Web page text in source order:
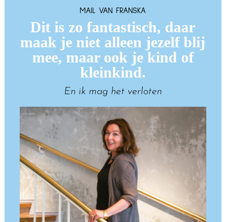
MAIL VAN FRANSKA
Dit is zo fantastisch, daar
maak je niet alleen jezelf blij
mee, maar ook je kind of
kleinkind.
En ik mag het verloten